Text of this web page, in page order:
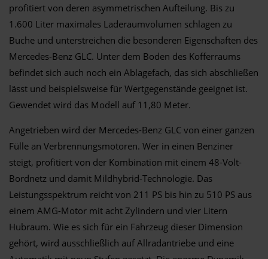
profitiert von deren asymmetrischen Aufteilung. Bis zu
1.600 Liter maximales Laderaumvolumen schlagen zu
Buche und unterstreichen die besonderen Eigenschaften des
Mercedes-Benz GLC. Unter dem Boden des Kofferraums
befindet sich auch noch ein Ablagefach, das sich abschließen
lässt und beispielsweise für Wertgegenstände geeignet ist.
Gewendet wird das Modell auf 11,80 Meter.
Angetrieben wird der Mercedes-Benz GLC von einer ganzen
Fülle an Verbrennungsmotoren. Wer in einen Benziner
steigt, profitiert von der Kombination mit einem 48-Volt-
Bordnetz und damit Mildhybrid-Technologie. Das
Leistungsspektrum reicht von 211 PS bis hin zu 510 PS aus
einem AMG-Motor mit acht Zylindern und vier Litern
Hubraum. Wie es sich für ein Fahrzeug dieser Dimension
gehört, wird ausschließlich auf Allradantriebe und eine